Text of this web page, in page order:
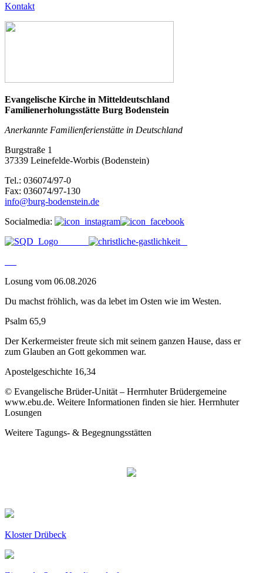
Kontakt
Evangelische Kirche in Mitteldeutschland
Familienerholungsstätte Burg Bodenstein
Anerkannte Familienferienstätte in Deutschland
Burgstraße 1
37339 Leinefelde-Worbis (Bodenstein)
Tel.: 036074/97-0
Fax: 036074/97-130
info@burg-bodenstein.de
Socialmedia:
Losung vom 06.08.2026
Du machst fröhlich, was da lebet im Osten wie im Westen.
Psalm 65,9
Der Kerkermeister freute sich mit seinem ganzen Hause, dass er
zum Glauben an Gott gekommen war.
Apostelgeschichte 16,34
© Evangelische Brüder-Unität – Herrnhuter Brüdergemeine
www.ebu.de. Weitere Informationen finden sie hier. Herrnhuter
Losungen
Weitere Tagungs- & Begegnungsstätten
Kloster Drübeck